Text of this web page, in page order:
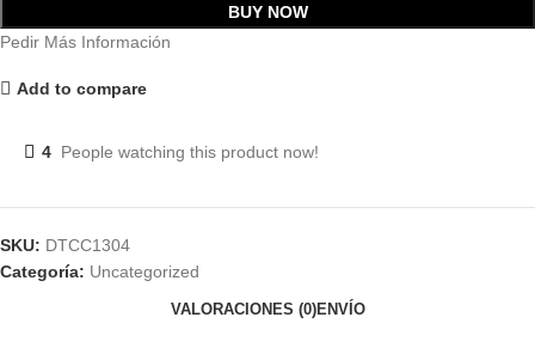
BUY NOW
Pedir Más Información
Add to compare
4 People watching this product now!
SKU: DTCC1304
Categoría: Uncategorized
VALORACIONES (0)ENVÍO